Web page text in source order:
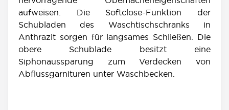
aufweisen. Die Softclose-Funktion der
Schubladen des Waschtischschranks in
Anthrazit sorgen für langsames Schließen. Die
obere Schublade besitzt eine
Siphonaussparung zum Verdecken von
Abflussgarnituren unter Waschbecken.